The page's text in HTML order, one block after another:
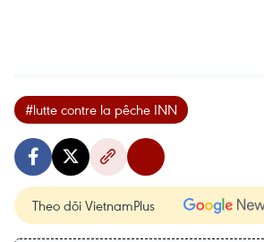
#lutte contre la pêche INN
Theo dõi VietnamPlus